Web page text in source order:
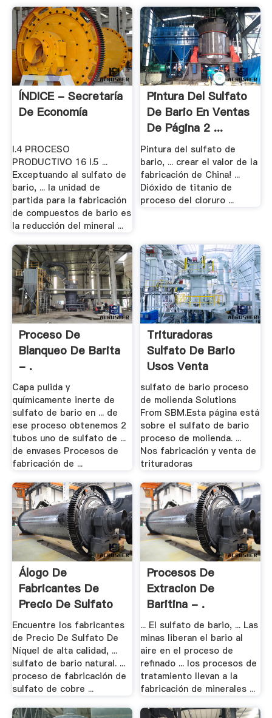
ÍNDICE - Secretaría
De Economía
I.4 PROCESO
PRODUCTIVO 16 I.5 ...
Exceptuando al sulfato de
bario, ... la unidad de
partida para la fabricación
de compuestos de bario es
la reducción del mineral ...
Pintura Del Sulfato
De Bario En Ventas
De Página 2 ...
Pintura del sulfato de
bario, ... crear el valor de la
fabricación de China! ...
Dióxido de titanio de
proceso del cloruro ...
Proceso De
Blanqueo De Barita
- .
Capa pulida y
químicamente inerte de
sulfato de bario en ... de
ese proceso obtenemos 2
tubos uno de sulfato de ...
de envases Procesos de
fabricación de ...
Trituradoras
Sulfato De Bario
Usos Venta
sulfato de bario proceso
de molienda Solutions
From SBM.Esta página está
sobre el sulfato de bario
proceso de molienda. ...
Nos fabricación y venta de
trituradoras
Álogo De
Fabricantes De
Precio De Sulfato
De .
Encuentre los fabricantes
de Precio De Sulfato De
Níquel de alta calidad, ...
sulfato de bario natural. ...
proceso de fabricación de
sulfato de cobre ...
Procesos De
Extracion De
Baritina - .
... El sulfato de bario, ... Las
minas liberan el bario al
aire en el proceso de
refinado ... los procesos de
tratamiento llevan a la
fabricación de minerales ...